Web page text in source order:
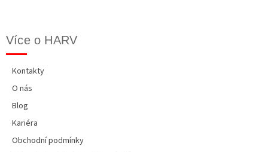
Více o HARV
Kontakty
O nás
Blog
Kariéra
Obchodní podmínky